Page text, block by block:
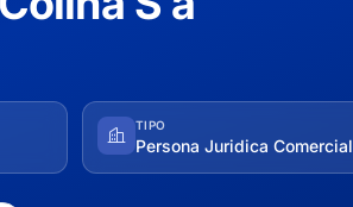
TIPO
Persona Juridica Comercial